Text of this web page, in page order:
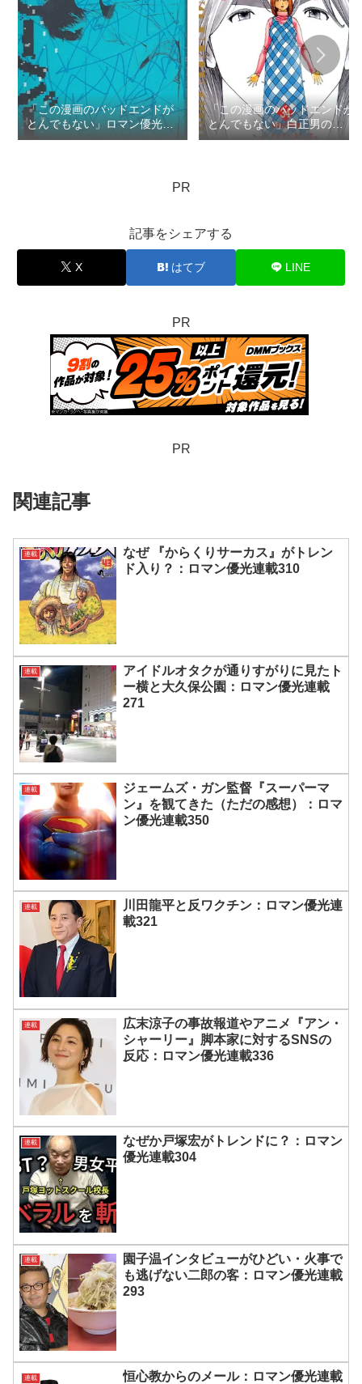
「この漫画のバッドエンドが
とんでもない」ロマン優光の
TOP3
「この漫画のバッドエンドが
とんでもない」白正男の
TOP3
PR
記事をシェアする
X はてブ LINE
PR
PR
関連記事
連載
なぜ 『からくりサーカス』がトレン
ド入り？：ロマン優光連載310
連載
アイドルオタクが通りすがりに見たト
ー横と大久保公園：ロマン優光連載
271
連載
ジェームズ・ガン監督『スーパーマ
ン』を観てきた（ただの感想）：ロマ
ン優光連載350
連載
川田龍平と反ワクチン：ロマン優光連
載321
連載
広末涼子の事故報道やアニメ『アン・
シャーリー』脚本家に対するSNSの
反応：ロマン優光連載336
連載
なぜか戸塚宏がトレンドに？：ロマン
優光連載304
連載
園子温インタビューがひどい・火事で
も逃げない二郎の客：ロマン優光連載
293
連載
恒心教からのメール：ロマン優光連載